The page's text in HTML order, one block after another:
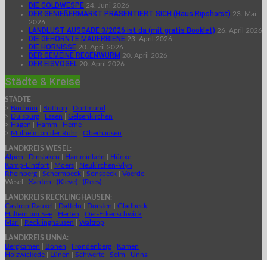
DIE GOLDWESPE 24. Juni 2026
DER GENIEßERMARKT PRÄSENTIERT SICH (Haus Ripshorst) 23. Mai
2026
LANDLUST AUSGABE 3/2026 ist da (mit gratis Booklet) 26. April 2026
DIE GEHÖRNTE MAUERBIENE 23. April 2026
DIE HORNISSE 20. April 2026
DER GEMEINE REGENWURM 20. April 2026
DER EISVOGEL 20. April 2026
Städte & Kreise
STÄDTE
> Bochum Bottrop
Dortmund
> Duisburg Essen
Gelsenkirchen
> Hagen Hamm
Herne
> Mülheim an der Ruhr| Oberhausen
LANDKREIS WESEL:
Alpen
Dinslaken Hamminkeln
Hünxe
Kamp-Lintfort
Moers
Neukirchen-Vlyn
Rheinberg
Schermbeck Sonsbeck
Voerde
Wesel | Xanten (Kleve) (Rees)
LANDKREIS RECKLINGHAUSEN:
Castrop-Rauxel
Datteln Dorsten
Gladbeck
Haltern am See
Herten
Oer-Erkenschwick
Marl
Recklinghausen Waltrop
LANDKREIS UNNA:
Bergkamen
Bönen Fröndenberg
Kamen
Holzwickede
Lünen Schwerte Selm
Unna